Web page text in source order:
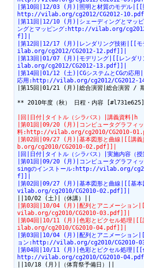
|第10回|12/03 (月)|照明と材質のモデル|[[
http://vilab.org/cg2012/CG2012-
|第11回|12/10 (月)|シェーディングとマッ
ングとマッピング:http://vilab.org/
f]]|
|第12回|12/17 (月)|レンダリング技術|[[
ilab.org/cg2012/CG2012-12.pdf]]|
|第13回|01/07 (月)|モデリング|[[レンダ
ilab.org/cg2012/CG2012-13.pdf]]|
|第14回|01/12 (土)|CGシステムとCGの応用
応用:http://vilab.org/cg2012/CG2012-
|第15回|01/21 (月)|総合演習|総合演習 / 期
** 2010年度（秋） 日程・内容 [#l731e625]
|回|日付|タイトル（シラバス）|講義資料|h
|第01回|09/20 (月)|コンピュータグラフィ
料:http://vilab.org/cg2010/CG2010-
|第02回|09/27 (月)|基本図形と曲線|[[
b.org/cg2010/CG2010-02.pdf]]|
|回|日付|タイトル（シラバス）|実施内容（授
|第01回|09/20 (月)|コンピュータグラフィ
singのインストール:http://vilab.org/
f]]|
|第02回|09/27 (月)|基本図形と曲線|[[基
vilab.org/cg2010/CG2010-02.pdf]]|
|第03回|10/04 (月)|配列とアニメーショ
vilab.org/cg2010/CG2010-03.pdf]]|
|第04回|10/11 (月)|色彩とピクセル処理
ilab.org/cg2010/CG2010-04.pdf]]|
|第03回|10/04 (月)|配列とアニメーション
ョン:http://vilab.org/cg2010/CG2010-
|第04回|10/11 (月)|色彩とピクセル処理|[[
http://vilab.org/cg2010/CG2010-